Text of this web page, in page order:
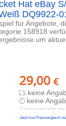
Hat eBay
DQ9922-
für Angebote,
158918
um
29,00 €
keine
keine
Preis kann jetzt höher sein
Jetzt live Preisvergleich